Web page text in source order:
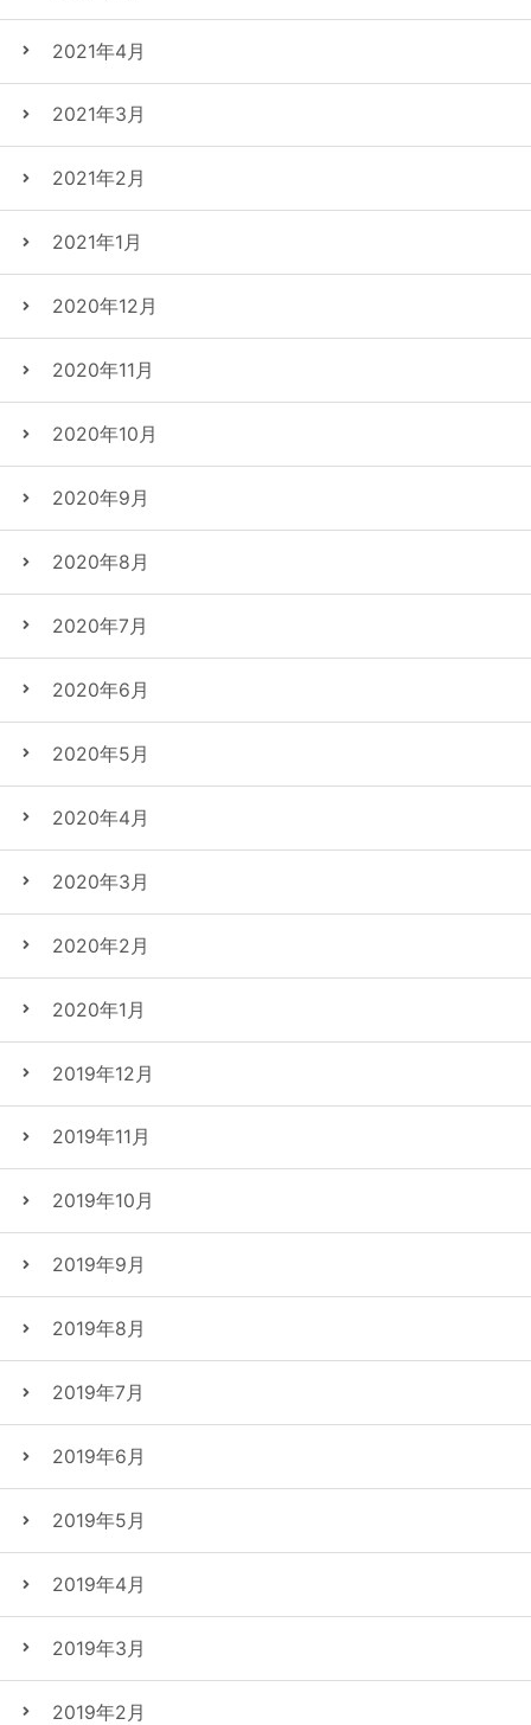
2021年4月
2021年3月
2021年2月
2021年1月
2020年12月
2020年11月
2020年10月
2020年9月
2020年8月
2020年7月
2020年6月
2020年5月
2020年4月
2020年3月
2020年2月
2020年1月
2019年12月
2019年11月
2019年10月
2019年9月
2019年8月
2019年7月
2019年6月
2019年5月
2019年4月
2019年3月
2019年2月